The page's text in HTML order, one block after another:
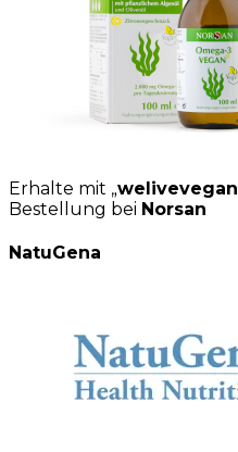
Erhalte mit „welivevegan
Bestellung bei Norsan
NatuGena